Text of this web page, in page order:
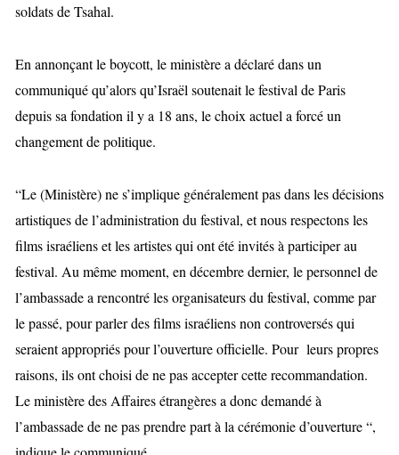
soldats de Tsahal.
En annonçant le boycott, le ministère a déclaré dans un
communiqué qu’alors qu’Israël soutenait le festival de Paris
depuis sa fondation il y a 18 ans, le choix actuel a forcé un
changement de politique.
“Le (Ministère) ne s’implique généralement pas dans les décisions
artistiques de l’administration du festival, et nous respectons les
films israéliens et les artistes qui ont été invités à participer au
festival. Au même moment, en décembre dernier, le personnel de
l’ambassade a rencontré les organisateurs du festival, comme par
le passé, pour parler des films israéliens non controversés qui
seraient appropriés pour l’ouverture officielle. Pour leurs propres
raisons, ils ont choisi de ne pas accepter cette recommandation.
Le ministère des Affaires étrangères a donc demandé à
l’ambassade de ne pas prendre part à la cérémonie d’ouverture “,